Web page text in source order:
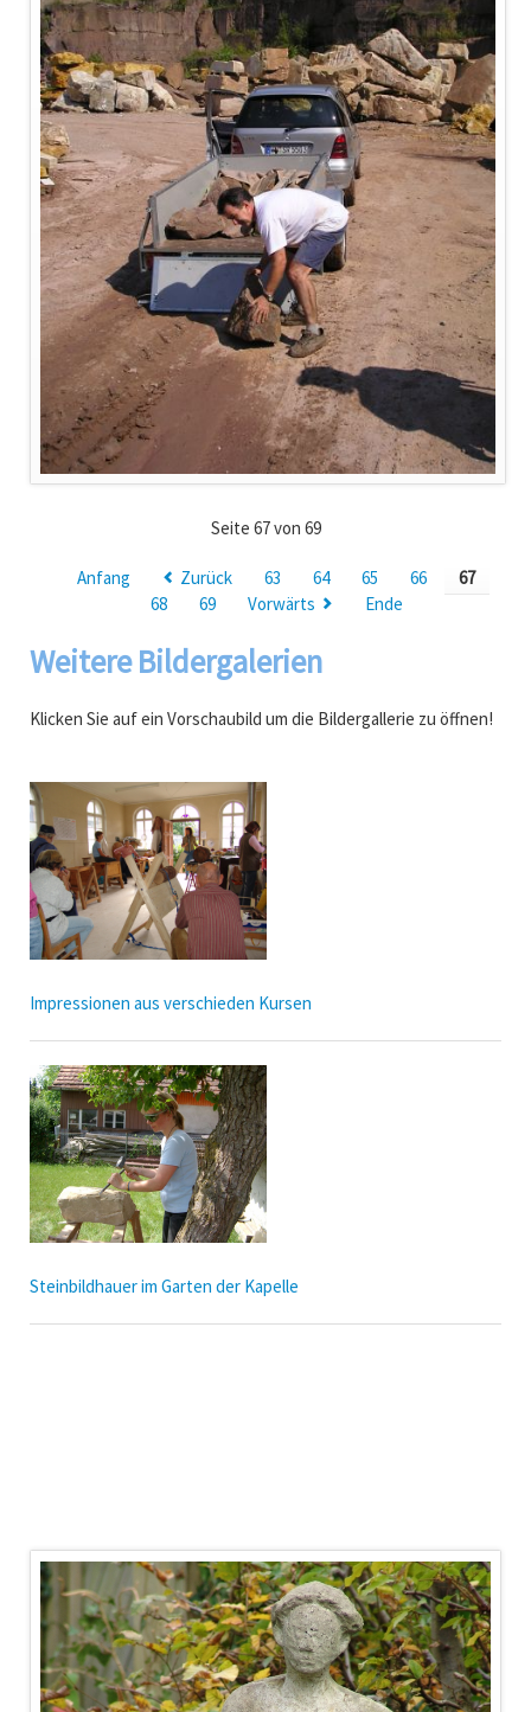
Seite 67 von 69
Anfang Zurück 63 64 65 66
67
68
69 Vorwärts Ende
Weitere Bildergalerien
Klicken Sie auf ein Vorschaubild um die Bildergallerie zu öffnen!
Impressionen aus verschieden Kursen
Steinbildhauer im Garten der Kapelle